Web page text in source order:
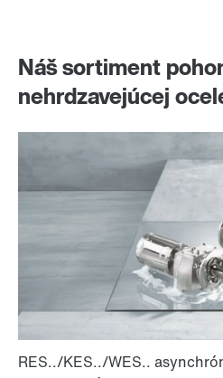
Náš sortiment
nehrdzavejúcej